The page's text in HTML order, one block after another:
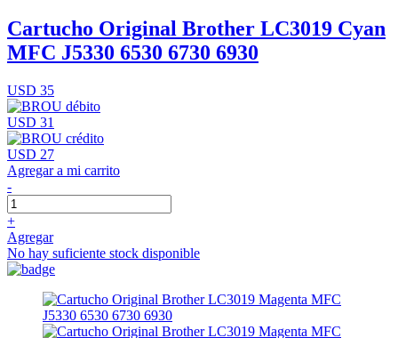
Cartucho Original Brother LC3019 Cyan
MFC J5330 6530 6730 6930
USD 35
USD 31
USD 27
Agregar a mi carrito
-
+
Agregar
No hay suficiente stock disponible